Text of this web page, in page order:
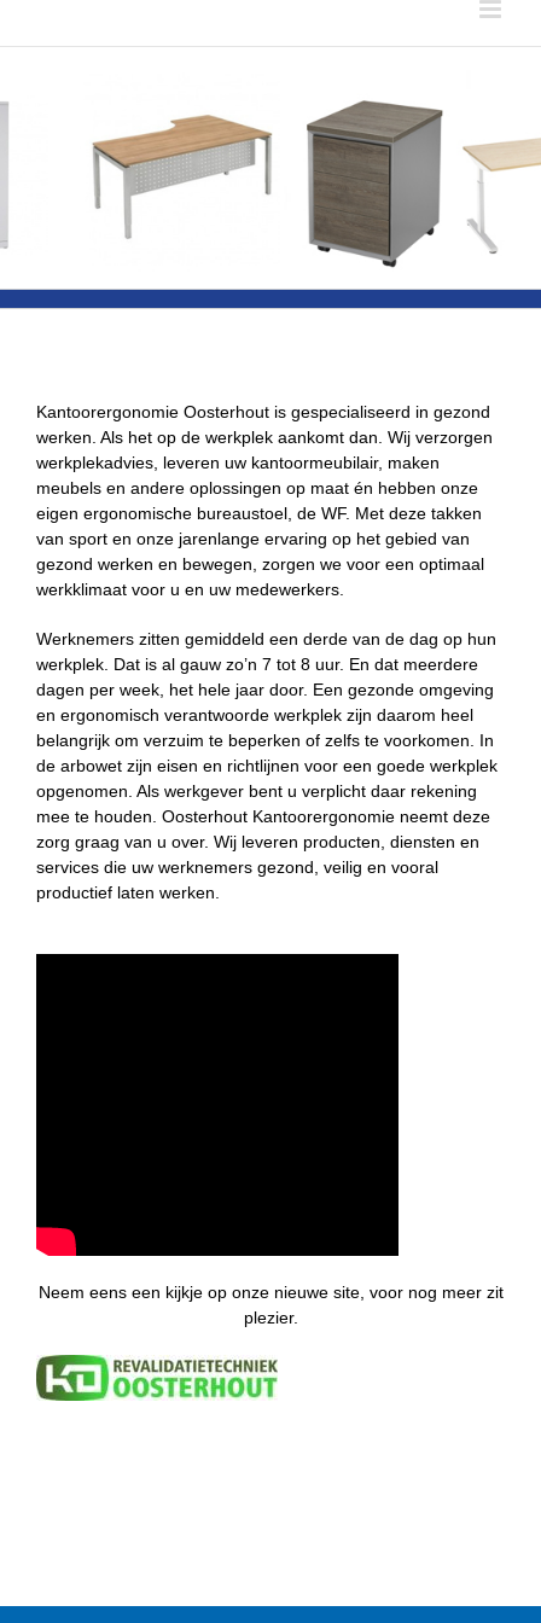
Kantoorergonomie Oosterhout is gespecialiseerd in gezond
werken. Als het op de werkplek aankomt dan. Wij verzorgen
werkplekadvies, leveren uw kantoormeubilair, maken
meubels en andere oplossingen op maat én hebben onze
eigen ergonomische bureaustoel, de WF. Met deze takken
van sport en onze jarenlange ervaring op het gebied van
gezond werken en bewegen, zorgen we voor een optimaal
werkklimaat voor u en uw medewerkers.
Werknemers zitten gemiddeld een derde van de dag op hun
werkplek. Dat is al gauw zo’n 7 tot 8 uur. En dat meerdere
dagen per week, het hele jaar door. Een gezonde omgeving
en ergonomisch verantwoorde werkplek zijn daarom heel
belangrijk om verzuim te beperken of zelfs te voorkomen. In
de arbowet zijn eisen en richtlijnen voor een goede werkplek
opgenomen. Als werkgever bent u verplicht daar rekening
mee te houden. Oosterhout Kantoorergonomie neemt deze
zorg graag van u over. Wij leveren producten, diensten en
services die uw werknemers gezond, veilig en vooral
productief laten werken.
Neem eens een kijkje op onze nieuwe site, voor nog meer zit
plezier.